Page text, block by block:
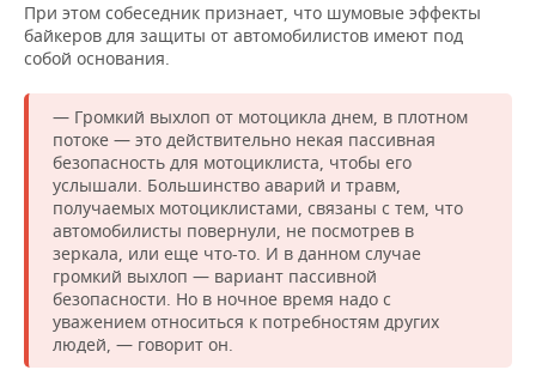
При этом собеседник признает, что шумовые эффекты
байкеров для защиты от автомобилистов имеют под
собой основания.
— Громкий выхлоп от мотоцикла днем, в плотном
потоке — это действительно некая пассивная
безопасность для мотоциклиста, чтобы его
услышали. Большинство аварий и травм,
получаемых мотоциклистами, связаны с тем, что
автомобилисты повернули, не посмотрев в
зеркала, или еще что-то. И в данном случае
громкий выхлоп — вариант пассивной
безопасности. Но в ночное время надо с
уважением относиться к потребностям других
людей, — говорит он.